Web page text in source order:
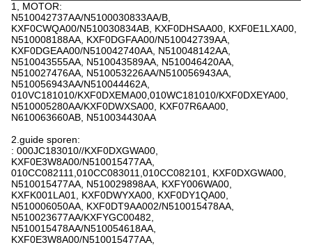
1, MOTOR:
N510042737AA/N5100030833AA/B,
KXF0CWQA00/N510030834AB, KXF0DHSAA00, KXF0E1LXA00,
N510008188AA, KXF0DGFAA00/N510042739AA,
KXF0DGEAA00/N510042740AA, N510048142AA,
N510043555AA, N510043589AA, N510046420AA,
N510027476AA, N510053226AA/N510056943AA,
N510056943AA/N510044462A,
010VC181010/KXF0DXEMA00,010WC181010/KXF0DXEYA00,
N510005280AA/KXF0DWXSA00, KXF07R6AA00,
N610063660AB, N510034430AA
2.guide sporen:
: 000JC183010//KXF0DXGWA00,
KXF0E3W8A00/N510015477AA,
010CC082111,010CC083011,010CC082101, KXF0DXGWA00,
N510015477AA, N510029898AA, KXFY006WA00,
KXFK001LA01, KXF0DWYXA00, KXF0DY1QA00,
N510006050AA, KXF0DT9AA002/N510015478AA,
N510023677AA/KXFYGC00482,
N510015478AA/N510054618AA,
KXF0E3W8A00/N510015477AA,